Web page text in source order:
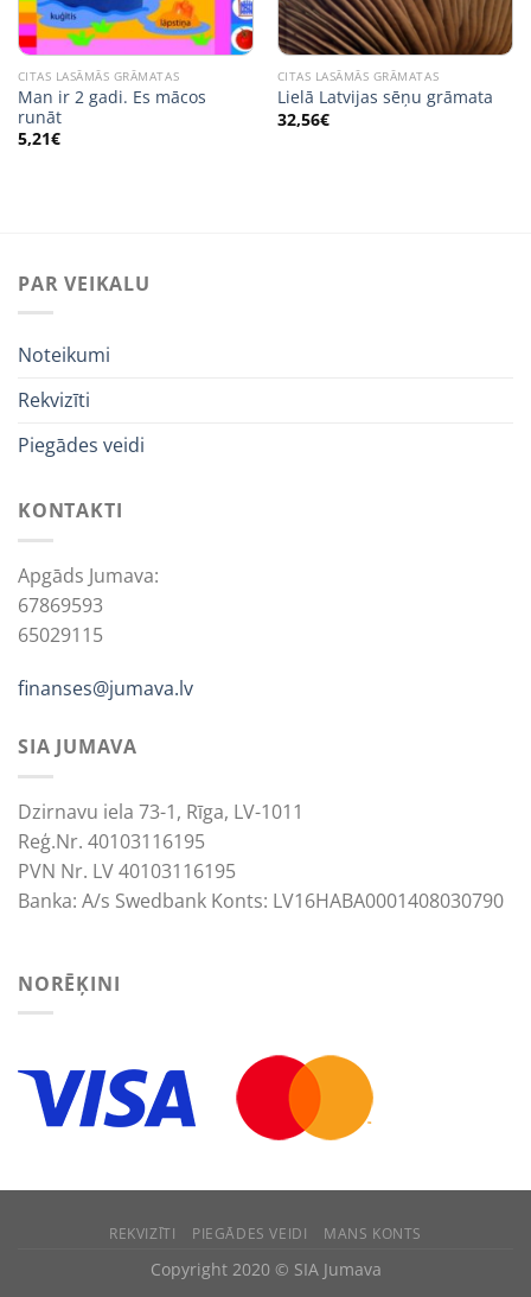
CITAS LASĀMĀS GRĀMATAS
Man ir 2 gadi. Es mācos
runāt
5,21€
CITAS LASĀMĀS GRĀMATAS
Lielā Latvijas sēņu grāmata
32,56€
PAR VEIKALU
Noteikumi
Rekvizīti
Piegādes veidi
KONTAKTI
Apgāds Jumava:
67869593
65029115
finanses@jumava.lv
SIA JUMAVA
Dzirnavu iela 73-1, Rīga, LV-1011
Reģ.Nr. 40103116195
PVN Nr. LV 40103116195
Banka: A/s Swedbank Konts: LV16HABA0001408030790
NORĒĶINI
REKVIZĪTI PIEGĀDES VEIDI MANS KONTS
Copyright 2020 © SIA Jumava